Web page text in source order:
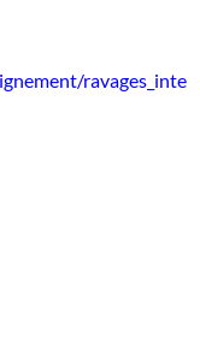
ravages_inte